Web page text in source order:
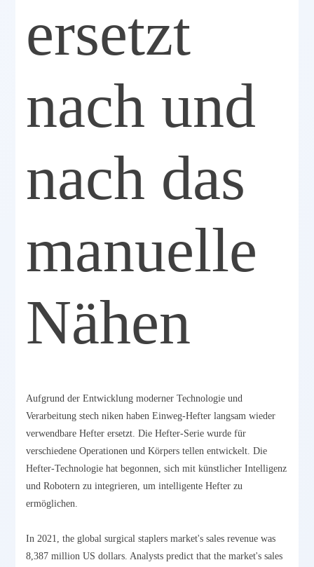
ersetzt
nach und
nach das
manuelle
Nähen
Aufgrund der Entwicklung moderner Technologie und
Verarbeitung stech niken haben Einweg-Hefter langsam wieder
verwendbare Hefter ersetzt. Die Hefter-Serie wurde für
verschiedene Operationen und Körpers tellen entwickelt. Die
Hefter-Technologie hat begonnen, sich mit künstlicher Intelligenz
und Robotern zu integrieren, um intelligente Hefter zu
ermöglichen.
In 2021, the global surgical staplers market's sales revenue was
8,387 million US dollars. Analysts predict that the market's sales